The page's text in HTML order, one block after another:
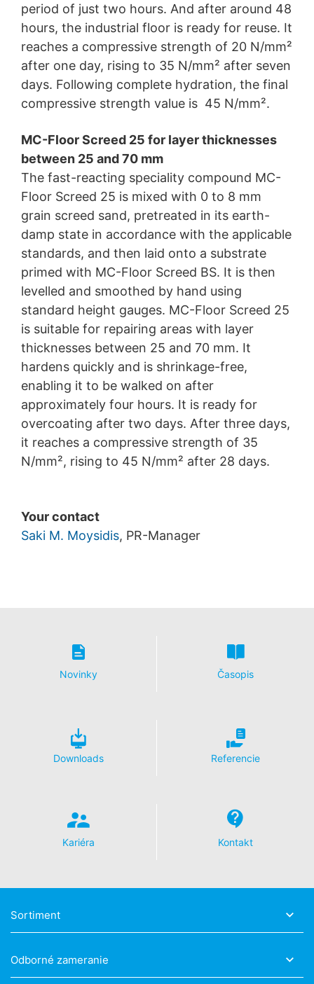
period of just two hours. And after around 48
hours, the industrial floor is ready for reuse. It
reaches a compressive strength of 20 N/mm²
after one day, rising to 35 N/mm² after seven
days. Following complete hydration, the final
compressive strength value is 45 N/mm².
MC-Floor Screed 25 for layer thicknesses
between 25 and 70 mm
The fast-reacting speciality compound MC-
Floor Screed 25 is mixed with 0 to 8 mm
grain screed sand, pretreated in its earth-
damp state in accordance with the applicable
standards, and then laid onto a substrate
primed with MC-Floor Screed BS. It is then
levelled and smoothed by hand using
standard height gauges. MC-Floor Screed 25
is suitable for repairing areas with layer
thicknesses between 25 and 70 mm. It
hardens quickly and is shrinkage-free,
enabling it to be walked on after
approximately four hours. It is ready for
overcoating after two days. After three days,
it reaches a compressive strength of 35
N/mm², rising to 45 N/mm² after 28 days.
Your contact
Saki M. Moysidis, PR-Manager
Novinky Časopis
Downloads Referencie
Kariéra Kontakt
Sortiment
Odborné zameranie